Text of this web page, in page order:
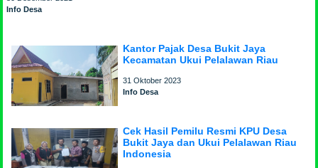
Info Desa
Kantor Pajak Desa Bukit Jaya
Kecamatan Ukui Pelalawan Riau
31 Oktober 2023
Info Desa
Cek Hasil Pemilu Resmi KPU Desa
Bukit Jaya dan Ukui Pelalawan Riau
Indonesia